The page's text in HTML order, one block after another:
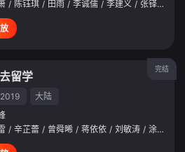
/ 陈钰琪 / 田雨 / 李诚儒 / 李建义 / 张铎 /
完结
留学
2019
大陆
/ 辛芷蕾 / 曾舜晞 / 蒋依依 / 刘敏涛 / 涂松岩